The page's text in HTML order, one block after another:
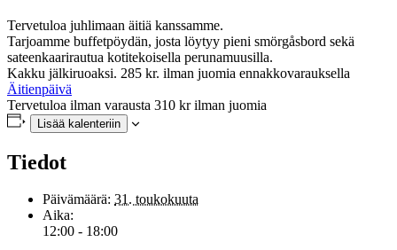
Tervetuloa juhlimaan äitiä kanssamme.
Tarjoamme buffetpöydän, josta löytyy pieni smörgåsbord sekä
sateenkaarirautua kotitekoisella perunamuusilla.
Kakku jälkiruoaksi. 285 kr. ilman juomia ennakkovarauksella
Äitienpäivä
Tervetuloa ilman varausta 310 kr ilman juomia
Lisää kalenteriin
Tiedot
Päivämäärä: 31. toukokuuta
Aika:
12:00 - 18:00